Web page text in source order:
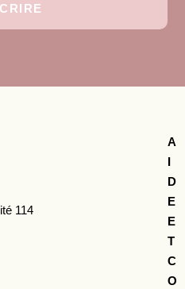
A
I
D
E
E
T
C
O
114